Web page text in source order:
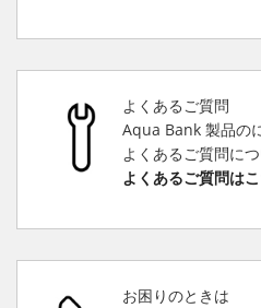
よくあるご質問
Aqua Bank 製品の
よくあるご質問に
よくあるご質問は
お困りのときは